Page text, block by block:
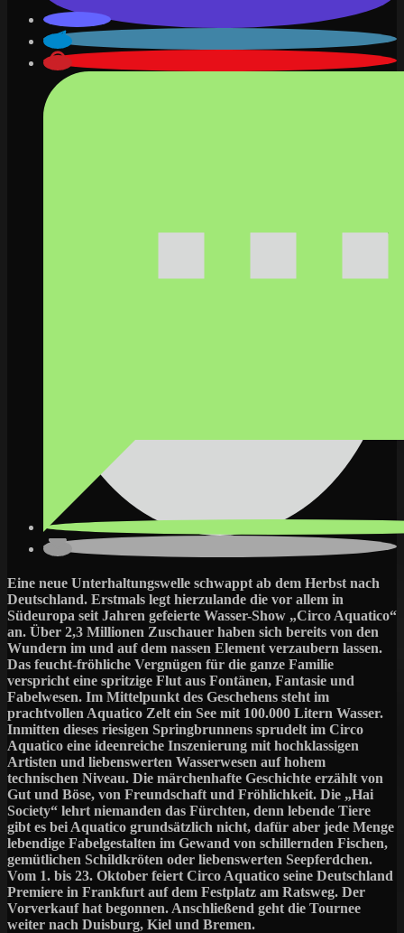
Eine neue Unterhaltungswelle schwappt ab dem Herbst nach
Deutschland. Erstmals legt hierzulande die vor allem in
Südeuropa seit Jahren gefeierte Wasser-Show „Circo Aquatico“
an. Über 2,3 Millionen Zuschauer haben sich bereits von den
Wundern im und auf dem nassen Element verzaubern lassen.
Das feucht-fröhliche Vergnügen für die ganze Familie
verspricht eine spritzige Flut aus Fontänen, Fantasie und
Fabelwesen. Im Mittelpunkt des Geschehens steht im
prachtvollen Aquatico Zelt ein See mit 100.000 Litern Wasser.
Inmitten dieses riesigen Springbrunnens sprudelt im Circo
Aquatico eine ideenreiche Inszenierung mit hochklassigen
Artisten und liebenswerten Wasserwesen auf hohem
technischen Niveau. Die märchenhafte Geschichte erzählt von
Gut und Böse, von Freundschaft und Fröhlichkeit. Die „Hai
Society“ lehrt niemanden das Fürchten, denn lebende Tiere
gibt es bei Aquatico grundsätzlich nicht, dafür aber jede Menge
lebendige Fabelgestalten im Gewand von schillernden Fischen,
gemütlichen Schildkröten oder liebenswerten Seepferdchen.
Vom 1. bis 23. Oktober feiert Circo Aquatico seine Deutschland
Premiere in Frankfurt auf dem Festplatz am Ratsweg. Der
Vorverkauf hat begonnen. Anschließend geht die Tournee
weiter nach Duisburg, Kiel und Bremen.